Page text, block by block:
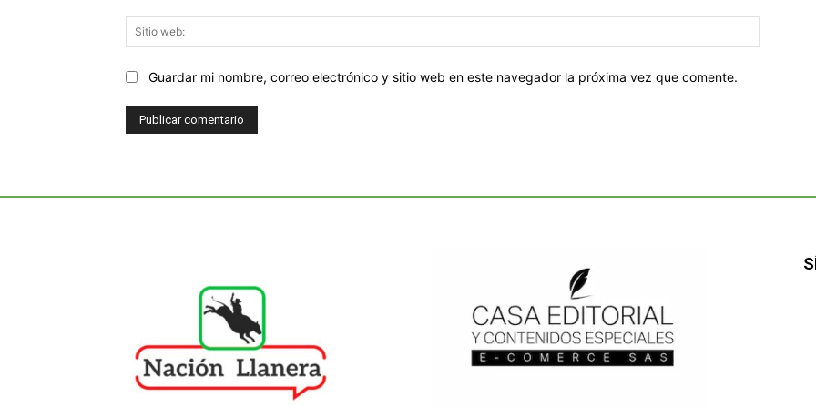
web:
Guardar mi nombre, correo electrónico y sitio web en este navegador la próxima vez que comente.